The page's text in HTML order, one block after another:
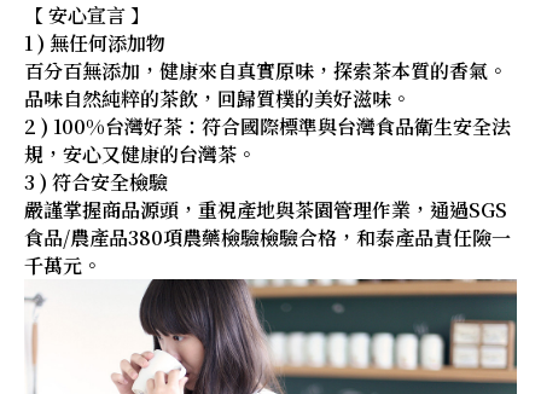
【 安心宣言 】
1 ) 無任何添加物
百分百無添加，健康來自真實原味，探索茶本質的香氣。
品味自然純粹的茶飲，回歸質樸的美好滋味。
2 ) 100%台灣好茶：符合國際標準與台灣食品衛生安全法
規，安心又健康的台灣茶。
3 ) 符合安全檢驗
嚴謹掌握商品源頭，重視產地與茶園管理作業，通過SGS
食品/農產品380項農藥檢驗檢驗合格，和泰產品責任險一
千萬元。